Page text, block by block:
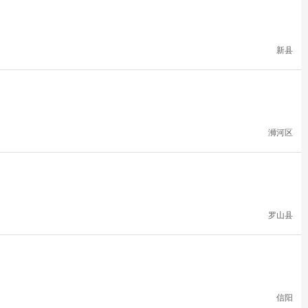
新县
浉河区
罗山县
信阳